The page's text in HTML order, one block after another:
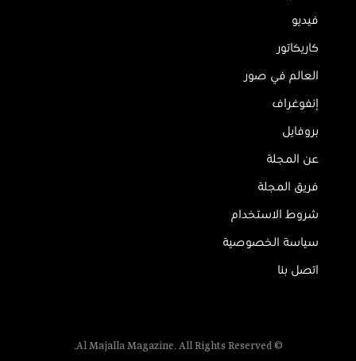
فيديو
كاريكاتور
العالم في صور
إنفوغراف
بروفايل
عن المجلة
فريق المجلة
شروط الاستخدام
سياسة الخصوصية
اتصل بنا
© Al Majalla Magazine. All Rights Reserved.